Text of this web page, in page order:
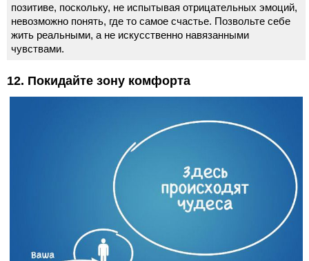
позитиве, поскольку, не испытывая отрицательных эмоций,
невозможно понять, где то самое счастье. Позвольте себе
жить реальными, а не искусственно навязанными
чувствами.
12. Покидайте зону комфорта